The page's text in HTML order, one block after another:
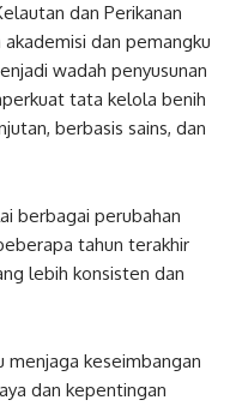
dan Perikanan
akademisi dan pemangku
wadah penyusunan
tata kelola benih
berbasis sains, dan
berbagai perubahan
tahun terakhir
lebih konsisten dan
menjaga keseimbangan
dan kepentingan